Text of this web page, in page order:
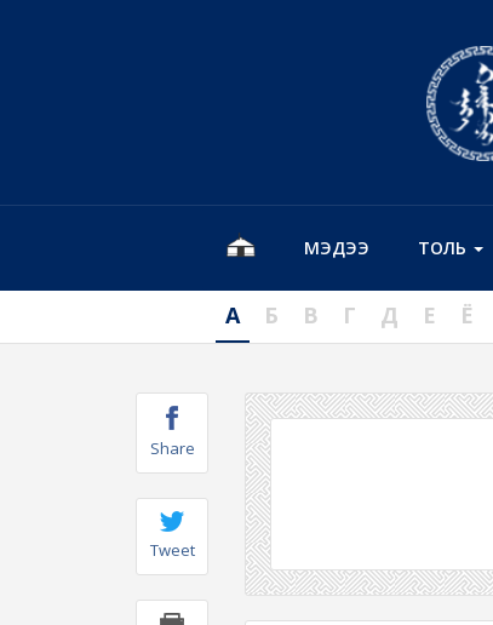
МЭДЭЭ ТОЛЬ
А Б В Г Д Е Ё
Share
Tweet